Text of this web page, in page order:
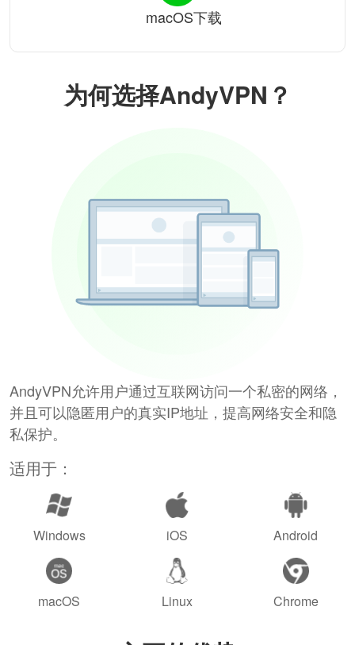
为何选择AndyVPN？
AndyVPN允许用户通过互联网访问一个私密的网络，
并且可以隐匿用户的真实IP地址，提高网络安全和隐
私保护。
适用于：
Windows iOS Android
macOS Linux Chrome
macOS下载